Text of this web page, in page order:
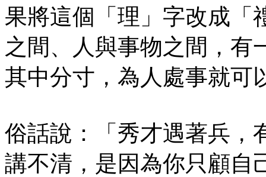
果將這個「理」字改成「
之間、人與事物之間，有
其中分寸，為人處事就可
俗話說：「秀才遇著兵，
講不清，是因為你只顧自